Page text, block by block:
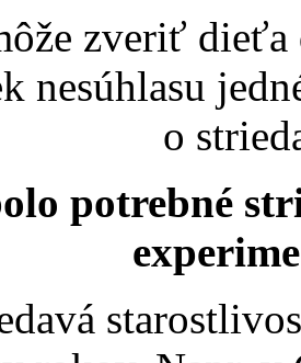
zveriť
nesúhlasu
o
potrebné